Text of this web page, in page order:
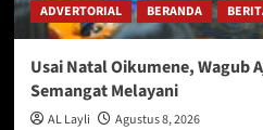
ADVERTORIAL BERANDA
Usai Natal Oikumene, Wagub
Semangat Melayani
AL Layli Agustus 8, 2026